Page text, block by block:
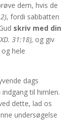
dem, hvis de
, fordi sabbatten
skriv med din
31:18), og giv
hele
dags
til himlen.
dette, lad os
undersøgelse